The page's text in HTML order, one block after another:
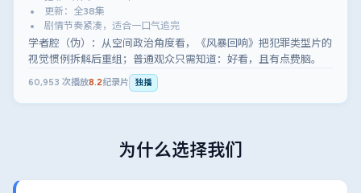
更新：全38集
剧情节奏紧凑，适合一口气追完
学者腔（伪）：从空间政治角度看，《风暴回响》把犯罪类型片的
视觉惯例拆解后重组；普通观众只需知道：好看，且有点费脑。
60,953 次播放8.2纪录片 独播
为什么选择我们